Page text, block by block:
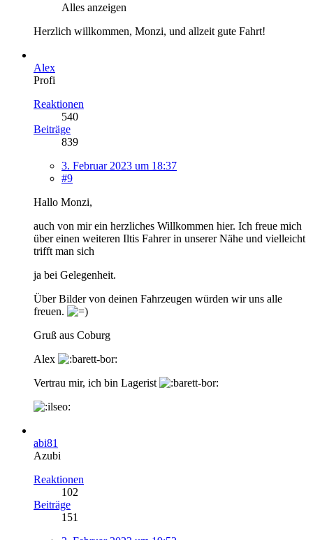
Alles anzeigen
Herzlich willkommen, Monzi, und allzeit gute Fahrt!
Alex
Profi
Reaktionen
540
Beiträge
839
3. Februar 2023 um 18:37
#9
Hallo Monzi,
auch von mir ein herzliches Willkommen hier. Ich freue mich
über einen weiteren Iltis Fahrer in unserer Nähe und vielleicht
trifft man sich
ja bei Gelegenheit.
Über Bilder von deinen Fahrzeugen würden wir uns alle
freuen.
Gruß aus Coburg
Alex
Vertrau mir, ich bin Lagerist
abi81
Azubi
Reaktionen
102
Beiträge
151